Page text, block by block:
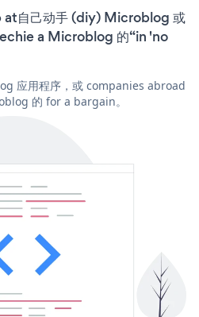
at自己动手 (diy) Microblog 或
a Microblog 的“in 'no
应用程序，或 companies abroad
的 for a bargain。